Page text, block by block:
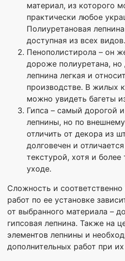
материал, из которого
практически любое
Полиуретановая
доступная из всех видов.
Пенополистирола – он
дороже полиуретана, но
лепнина легкая и
производстве. В жилых
можно увидеть багеты
Гипса – самый дорогой
лепнины, но по
отличить от декора из
долговечен и
текстурой, хотя и более
уходе.
Сложность и
работ по ее установке
от выбранного материала –
гипсовая лепнина. Также на
элементов лепнины и
дополнительных работ при